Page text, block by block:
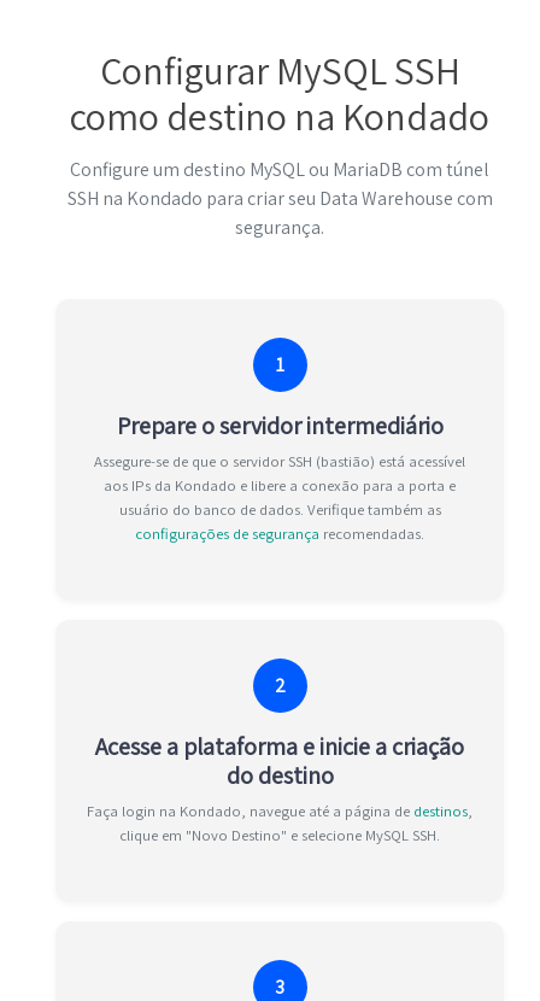
Configurar MySQL SSH
como destino na Kondado
Configure um destino MySQL ou MariaDB com túnel
SSH na Kondado para criar seu Data Warehouse com
segurança.
1
Prepare o servidor intermediário
Assegure-se de que o servidor SSH (bastião) está acessível
aos IPs da Kondado e libere a conexão para a porta e
usuário do banco de dados. Verifique também as
configurações de segurança recomendadas.
2
Acesse a plataforma e inicie a criação
do destino
Faça login na Kondado, navegue até a página de destinos,
clique em "Novo Destino" e selecione MySQL SSH.
3